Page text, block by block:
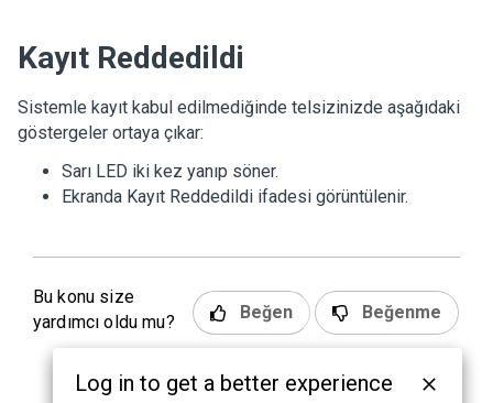
Kayıt Reddedildi
Sistemle kayıt kabul edilmediğinde telsizinizde aşağıdaki
göstergeler ortaya çıkar:
Sarı LED iki kez yanıp söner.
Ekranda Kayıt Reddedildi ifadesi görüntülenir.
Bu konu size
yardımcı oldu mu?
Beğen Beğenme
Log in to get a better experience